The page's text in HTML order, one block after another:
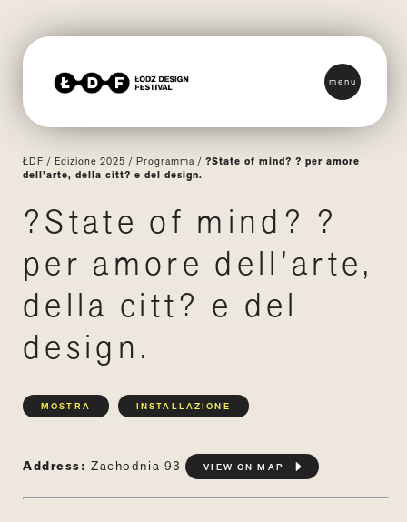
menu
ŁDF / Edizione 2025 / Programma / ?State of mind? ? per amore
dell’arte, della citt? e del design.
?State of mind? ?
per amore dell’arte,
della citt? e del
design.
MOSTRA INSTALLAZIONE
Address:Zachodnia 93 VIEW ON MAP